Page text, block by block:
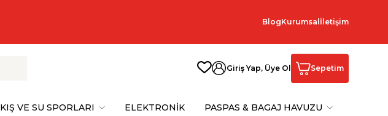
BlogKurumsal İletişim
Giriş Yap, Üye Ol Sepetim
KIŞ VE SU SPORLARI ELEKTRONİK PASPAS & BAGAJ HAVUZU